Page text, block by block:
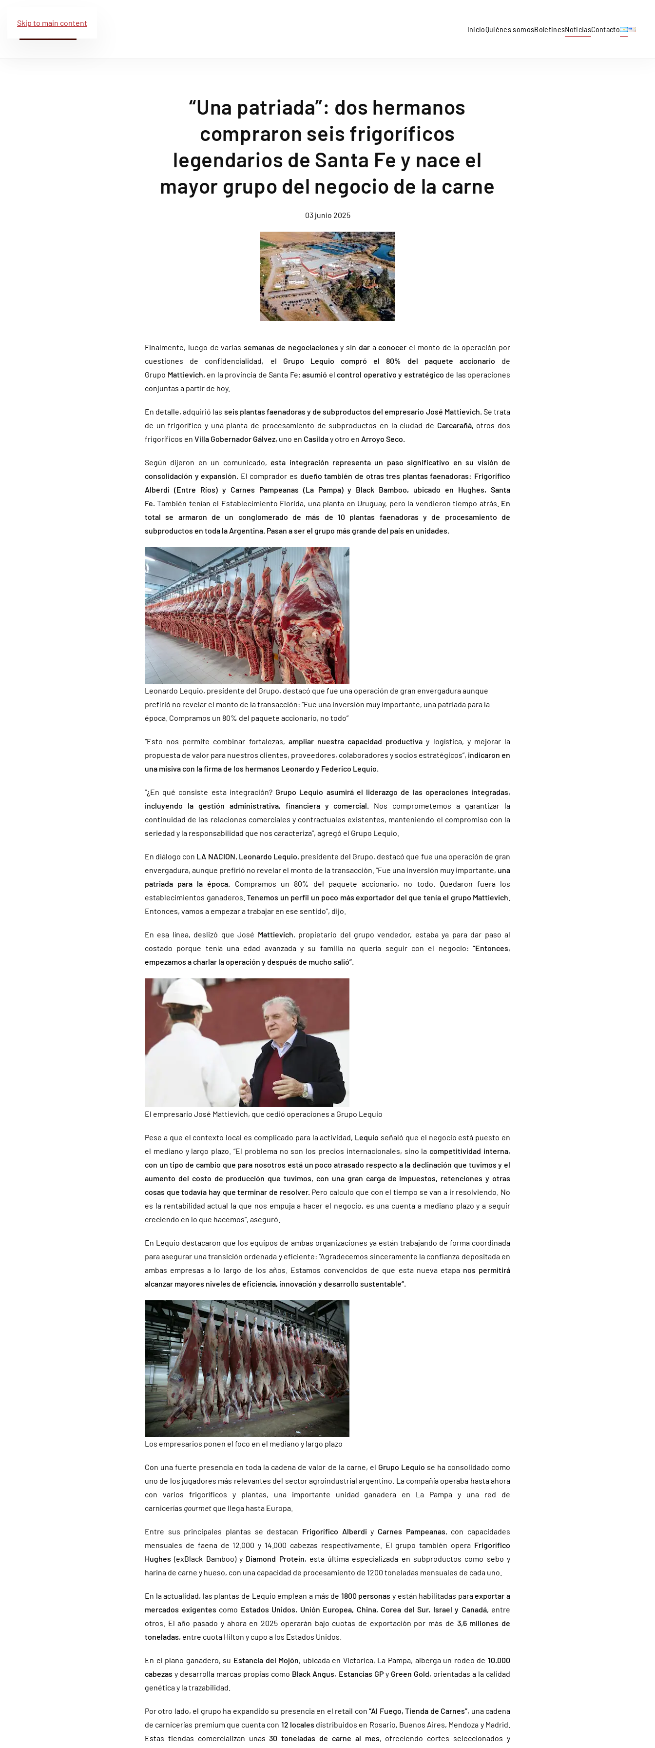
Skip to main content
InicioQuiénes somosBoletinesNoticiasContacto
“Una patriada”: dos hermanos
compraron seis frigoríficos
legendarios de Santa Fe y nace el
mayor grupo del negocio de la carne
03 junio 2025
Finalmente, luego de variassemanas de negociaciones y sin daraconocer el monto de la operación por
cuestiones de confidencialidad, el Grupo Lequio compró el 80% del paquete accionario de
Grupo Mattievich, en la provincia de Santa Fe: asumió el control operativo y estratégico de las operaciones
conjuntas a partir de hoy.
En detalle, adquirió las seis plantas faenadoras y de subproductos del empresario José Mattievich. Se trata
de un frigorífico y una planta de procesamiento de subproductos en la ciudad de Carcarañá, otros dos
frigoríficos en Villa Gobernador Gálvez, uno en Casilday otro en Arroyo Seco.
Según dijeron en un comunicado, esta integración representa un paso significativo en su visión de
consolidación y expansión. El comprador es dueño también de otras tres plantas faenadoras: Frigorífico
Alberdi (Entre Ríos) y Carnes Pampeanas (La Pampa) y Black Bamboo, ubicado en Hughes, Santa
Fe. También tenían el Establecimiento Florida, una planta en Uruguay, pero la vendieron tiempo atrás. En
total se armaron de un conglomerado de más de 10 plantas faenadoras y de procesamiento de
subproductos en toda la Argentina. Pasan a ser el grupo más grande del país en unidades.
Leonardo Lequio, presidente del Grupo, destacó que fue una operación de gran envergadura aunque
prefirió no revelar el monto de la transacción: “Fue una inversión muy importante, una patriada para la
época. Compramos un 80% del paquete accionario, no todo”
“Esto nos permite combinar fortalezas, ampliar nuestra capacidad productivay logística, y mejorar la
propuesta de valor para nuestros clientes, proveedores, colaboradores y socios estratégicos”, indicaron en
una misiva con la firma de los hermanos Leonardo y Federico Lequio.
“¿En qué consiste esta integración? Grupo Lequio asumirá el liderazgo de las operaciones integradas,
incluyendo la gestión administrativa, financiera y comercial. Nos comprometemos a garantizar la
continuidad de las relaciones comerciales y contractuales existentes, manteniendo el compromiso con la
seriedad y la responsabilidad que nos caracteriza”, agregó el Grupo Lequio.
En diálogo con LA NACION, Leonardo Lequio, presidente del Grupo, destacó que fue una operación de gran
envergadura, aunque prefirió no revelar el monto de la transacción. “Fue una inversión muy importante, una
patriada para la época. Compramos un 80% del paquete accionario, no todo. Quedaron fuera los
establecimientos ganaderos. Tenemos un perfil un poco más exportador del que tenía el grupo Mattievich
Entonces, vamos a empezar a trabajar en ese sentido”, dijo.
En esa línea, deslizó que José Mattievich, propietario del grupo vendedor, estaba ya para dar paso al
costado porque tenía una edad avanzada y su familia no quería seguir con el negocio: “Entonces,
empezamos a charlar la operación y después de mucho salió”.
El empresario José Mattievich, que cedió operaciones a Grupo Lequio
Pese a que el contexto local es complicado para la actividad, Lequio señaló que el negocio está puesto en
el mediano y largo plazo. “El problema no son los precios internacionales, sino lacompetitividad interna,
con un tipo de cambio que para nosotros está un poco atrasado respecto a la declinación que tuvimos y el
aumento del costo de producción que tuvimos, con una gran carga de impuestos, retenciones y otras
cosas que todavía hay que terminar de resolver. Pero calculo que con el tiempo se van a ir resolviendo. No
es la rentabilidad actual la que nos empuja a hacer el negocio, es una cuenta a mediano plazo y a seguir
creciendo en lo que hacemos”, aseguró.
En Lequio destacaron que los equipos de ambas organizaciones ya están trabajando de forma coordinada
para asegurar una transición ordenada y eficiente: “Agradecemos sinceramente la confianza depositada en
ambas empresas a lo largo de los años. Estamos convencidos de que esta nueva etapa nos permitirá
alcanzar mayores niveles de eficiencia, innovación y desarrollo sustentable“.
Los empresarios ponen el foco en el mediano y largo plazo
Con una fuerte presencia en toda la cadena de valor de la carne, el Grupo Lequio se ha consolidado como
uno de los jugadores más relevantes del sector agroindustrial argentino. La compañía operaba hasta ahora
con varios frigoríficos y plantas, una importante unidad ganadera en La Pampa y una red de
carnicerías gourmet que llega hasta Europa.
Entre sus principales plantas se destacan Frigorífico Alberdi y Carnes Pampeanas, con capacidades
mensuales de faena de 12.000 y 14.000 cabezas respectivamente. El grupo también opera Frigorífico
Hughes (exBlack Bamboo) y Diamond Protein, esta última especializada en subproductos como sebo y
harina de carne y hueso, con una capacidad de procesamiento de 1200 toneladas mensuales de cada uno.
En la actualidad, las plantas de Lequio emplean a más de 1800 personas y están habilitadas paraexportar a
mercados exigentes como Estados Unidos, Unión Europea, China, Corea del Sur, Israel y Canadá, entre
otros. El año pasado y ahora en 2025 operarán bajo cuotas de exportación por más de 3,6 millones de
toneladas, entre cuota Hilton y cupo a los Estados Unidos.
En el plano ganadero, su Estancia del Mojón, ubicada en Victorica, La Pampa, alberga un rodeo de10.000
cabezas y desarrolla marcas propias como Black Angus, Estancias GPy Green Gold, orientadas a la calidad
genética y la trazabilidad.
Por otro lado, el grupo ha expandido su presencia en el retail con“Al Fuego, Tienda de Carnes”, una cadena
de carnicerías premium que cuenta con 12 locales distribuidos en Rosario, Buenos Aires, Mendoza y Madrid.
Estas tiendas comercializan unas30 toneladas de carne al mes, ofreciendo cortes seleccionados y